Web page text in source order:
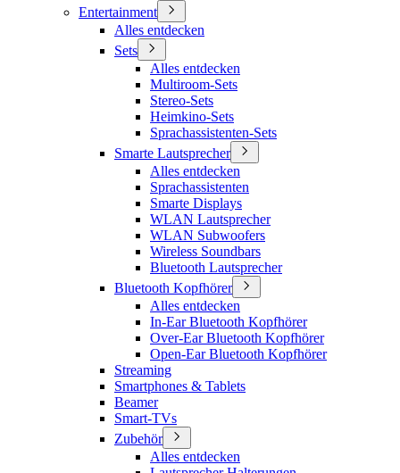
Entertainment
Alles entdecken
Sets
Alles entdecken
Multiroom-Sets
Stereo-Sets
Heimkino-Sets
Sprachassistenten-Sets
Smarte Lautsprecher
Alles entdecken
Sprachassistenten
Smarte Displays
WLAN Lautsprecher
WLAN Subwoofers
Wireless Soundbars
Bluetooth Lautsprecher
Bluetooth Kopfhörer
Alles entdecken
In-Ear Bluetooth Kopfhörer
Over-Ear Bluetooth Kopfhörer
Open-Ear Bluetooth Kopfhörer
Streaming
Smartphones & Tablets
Beamer
Smart-TVs
Zubehör
Alles entdecken